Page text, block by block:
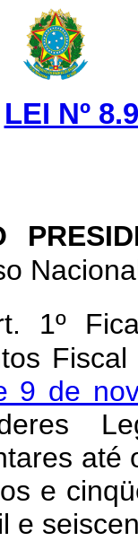
LEI Nº
1º
9 de
até
e
e